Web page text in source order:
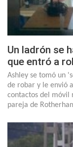
Un ladrón se
que entró a
Ashley se tomó un
de robar y le envió
contactos del móvil
pareja de